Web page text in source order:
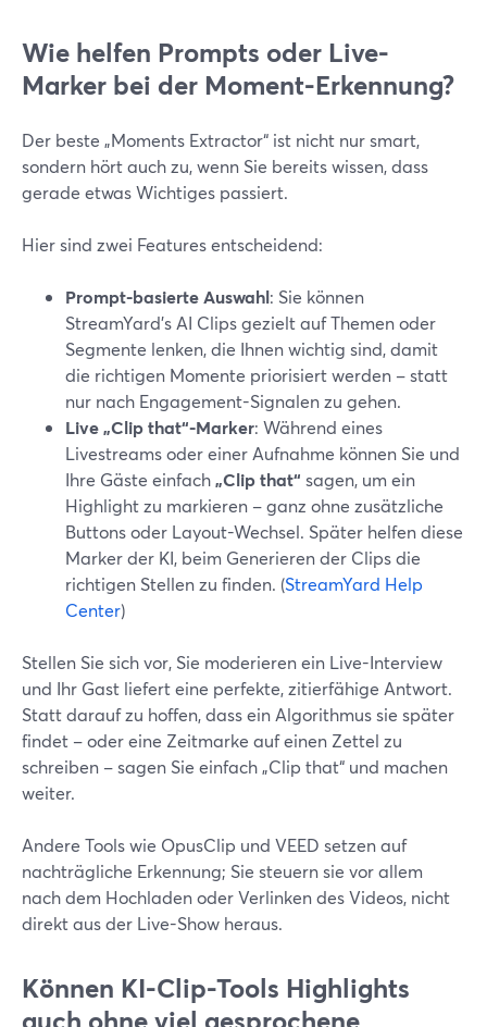
Wie helfen Prompts oder Live-
Marker bei der Moment-Erkennung?
Der beste „Moments Extractor“ ist nicht nur smart,
sondern hört auch zu, wenn Sie bereits wissen, dass
gerade etwas Wichtiges passiert.
Hier sind zwei Features entscheidend:
Prompt-basierte Auswahl: Sie können
StreamYard’s AI Clips gezielt auf Themen oder
Segmente lenken, die Ihnen wichtig sind, damit
die richtigen Momente priorisiert werden – statt
nur nach Engagement-Signalen zu gehen.
Live „Clip that“-Marker: Während eines
Livestreams oder einer Aufnahme können Sie und
Ihre Gäste einfach„Clip that“ sagen, um ein
Highlight zu markieren – ganz ohne zusätzliche
Buttons oder Layout-Wechsel. Später helfen diese
Marker der KI, beim Generieren der Clips die
richtigen Stellen zu finden. (StreamYard Help
Center)
Stellen Sie sich vor, Sie moderieren ein Live-Interview
und Ihr Gast liefert eine perfekte, zitierfähige Antwort.
Statt darauf zu hoffen, dass ein Algorithmus sie später
findet – oder eine Zeitmarke auf einen Zettel zu
schreiben – sagen Sie einfach „Clip that“ und machen
weiter.
Andere Tools wie OpusClip und VEED setzen auf
nachträgliche Erkennung; Sie steuern sie vor allem
nach dem Hochladen oder Verlinken des Videos, nicht
direkt aus der Live-Show heraus.
Können KI-Clip-Tools Highlights